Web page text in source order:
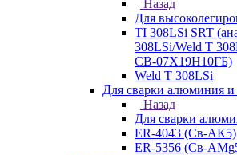
Назад
Для
TI 308LSi SRT
308LSi/Weld T
СВ-07Х19Н10ГБ)
Weld T 308LSi
Для сварки алюминия и
Назад
Для сварки
ER-4043 (Св-АК5)
ER-5356 (Св-